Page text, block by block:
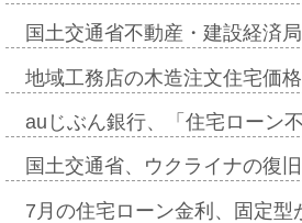
国土交通省不動産・建設経済
地域工務店の木造注文住宅価
auじぶん銀行、「住宅ローン
国土交通省、ウクライナの復
7月の住宅ローン金利、固定